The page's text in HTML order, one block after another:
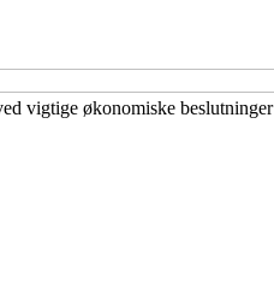
vigtige økonomiske beslutninger